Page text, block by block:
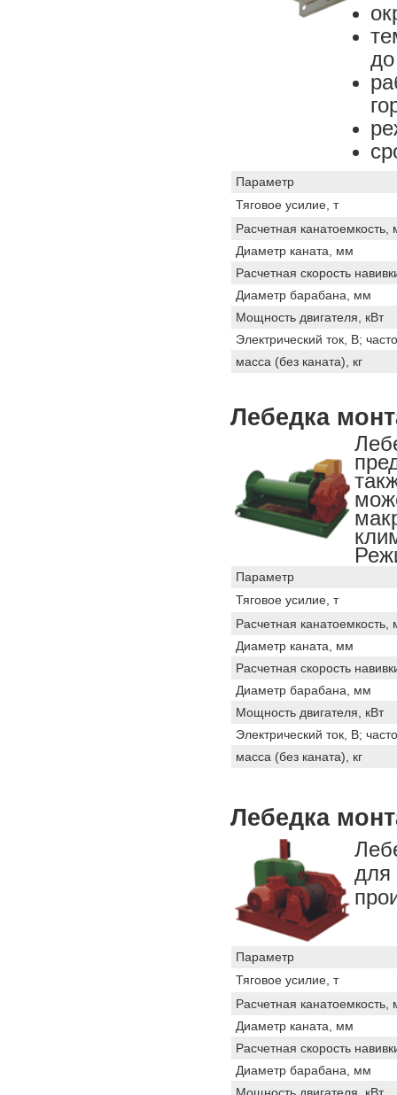
Параметр
Тяговое усилие, т
Расчетная канатоемкость,
Диаметр каната, мм
Расчетная скорость
Диаметр барабана, мм
Мощность двигателя, кВт
Электрический ток, В;
масса (без каната), кг
Лебедка
Параметр
Тяговое усилие, т
Расчетная канатоемкость,
Диаметр каната, мм
Расчетная скорость
Диаметр барабана, мм
Мощность двигателя, кВт
Электрический ток, В;
масса (без каната), кг
Лебедка
Параметр
Тяговое усилие, т
Расчетная канатоемкость,
Диаметр каната, мм
Расчетная скорость
Диаметр барабана, мм